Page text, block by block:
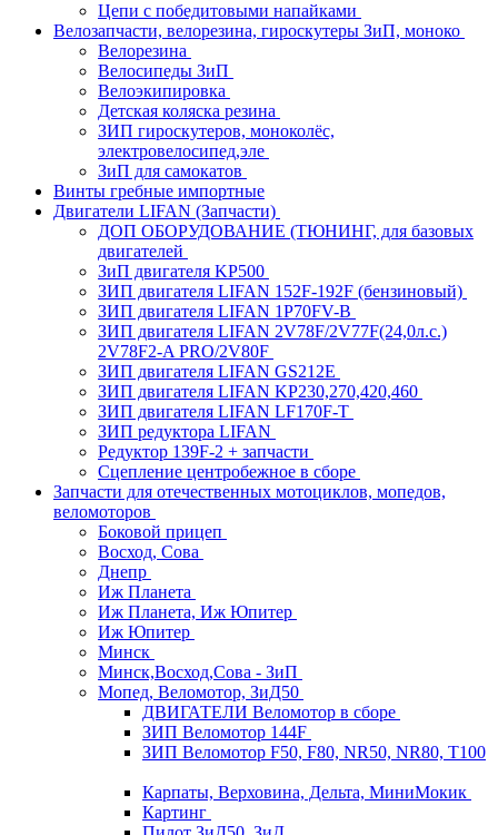
Цепи с победитовыми напайками
Велозапчасти, велорезина, гироскутеры ЗиП, моноко
Велорезина
Велосипеды ЗиП
Велоэкипировка
Детская коляска резина
ЗИП гироскутеров, моноколёс,
электровелосипед,эле
ЗиП для самокатов
Винты гребные импортные
Двигатели LIFAN (Запчасти)
ДОП ОБОРУДОВАНИЕ (ТЮНИНГ, для базовых
двигателей
ЗиП двигателя KP500
ЗИП двигателя LIFAN 152F-192F (бензиновый)
ЗИП двигателя LIFAN 1P70FV-B
ЗИП двигателя LIFAN 2V78F/2V77F(24,0л.с.)
2V78F2-A PRO/2V80F
ЗИП двигателя LIFAN GS212E
ЗИП двигателя LIFAN KP230,270,420,460
ЗИП двигателя LIFAN LF170F-T
ЗИП редуктора LIFAN
Редуктор 139F-2 + запчасти
Сцепление центробежное в сборе
Запчасти для отечественных мотоциклов, мопедов,
веломоторов
Боковой прицеп
Восход, Сова
Днепр
Иж Планета
Иж Планета, Иж Юпитер
Иж Юпитер
Минск
Минск,Восход,Сова - ЗиП
Мопед, Веломотор, ЗиД50
ДВИГАТЕЛИ Веломотор в сборе
ЗИП Веломотор 144F
ЗИП Веломотор F50, F80, NR50, NR80, T100
Карпаты, Верховина, Дельта, МиниМокик
Картинг